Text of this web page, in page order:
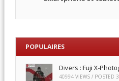
POPULAIRES
Divers : Fuji X-
40994 VIEWS / POSTED